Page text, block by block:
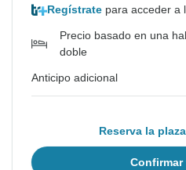
Regístrate para acceder a
Precio basado en una
doble
Anticipo adicional
Reserva la
Confirmar